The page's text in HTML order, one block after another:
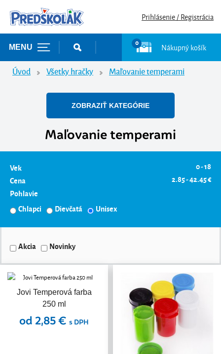
Prihlásenie / Registrácia
MENU
0 Nákupný košík
Úvod Všetky hračky Maľovanie temperami
ZOBRAZIŤ KATEGÓRIE
Maľovanie temperami
Vek
0 - 18
Cena
2.85 - 42.45 €
Pohlavie
Chlapci
Dievčatá Unisex
Akcia Novinky
Jovi Temperová farba
250 ml
od 2,85 € s DPH